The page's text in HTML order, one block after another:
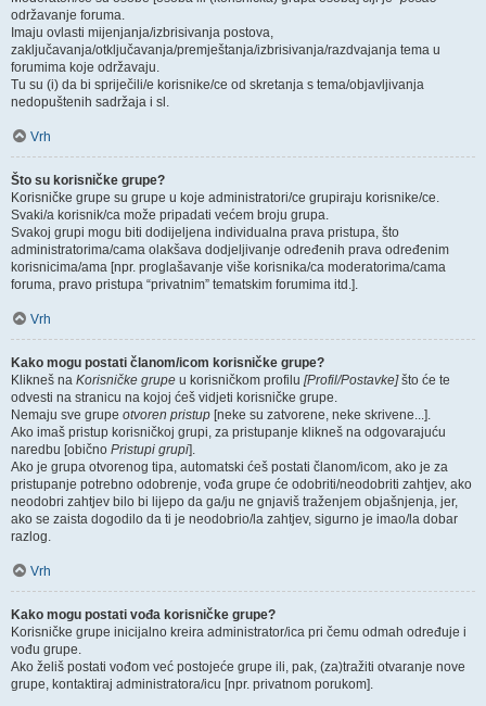
održavanje foruma.
Imaju ovlasti mijenjanja/izbrisivanja postova,
zaključavanja/otključavanja/premještanja/izbrisivanja/razdvajanja tema u
forumima koje održavaju.
Tu su (i) da bi spriječili/e korisnike/ce od skretanja s tema/objavljivanja
nedopuštenih sadržaja i sl.
Vrh
Što su korisničke grupe?
Korisničke grupe su grupe u koje administratori/ce grupiraju korisnike/ce.
Svaki/a korisnik/ca može pripadati većem broju grupa.
Svakoj grupi mogu biti dodijeljena individualna prava pristupa, što
administratorima/cama olakšava dodjeljivanje određenih prava određenim
korisnicima/ama [npr. proglašavanje više korisnika/ca moderatorima/cama
foruma, pravo pristupa “privatnim” tematskim forumima itd.].
Vrh
Kako mogu postati članom/icom korisničke grupe?
Klikneš na Korisničke grupe u korisničkom profilu [Profil/Postavke]što će te
odvesti na stranicu na kojoj ćeš vidjeti korisničke grupe.
Nemaju sve grupe otvoren pristup [neke su zatvorene, neke skrivene...].
Ako imaš pristup korisničkoj grupi, za pristupanje klikneš na odgovarajuću
naredbu [obično Pristupi grupi].
Ako je grupa otvorenog tipa, automatski ćeš postati članom/icom, ako je za
pristupanje potrebno odobrenje, vođa grupe će odobriti/neodobriti zahtjev, ako
neodobri zahtjev bilo bi lijepo da ga/ju ne gnjaviš traženjem objašnjenja, jer,
ako se zaista dogodilo da ti je neodobrio/la zahtjev, sigurno je imao/la dobar
razlog.
Vrh
Kako mogu postati vođa korisničke grupe?
Korisničke grupe inicijalno kreira administrator/ica pri čemu odmah određuje i
vođu grupe.
Ako želiš postati vođom već postojeće grupe ili, pak, (za)tražiti otvaranje nove
grupe, kontaktiraj administratora/icu [npr. privatnom porukom].